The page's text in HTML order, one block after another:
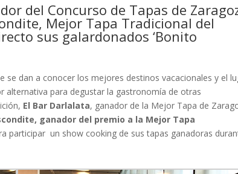
del Concurso de Tapas de
Mejor Tapa Tradicional del
sus galardonados ‘Bonito
se dan a conocer los mejores destinos vacacionales y el
para degustar la gastronomía de otras
El Bar Darlalata, ganador de la Mejor Tapa de
ganador del premio a la Mejor Tapa
participar un show cooking de sus tapas ganadoras